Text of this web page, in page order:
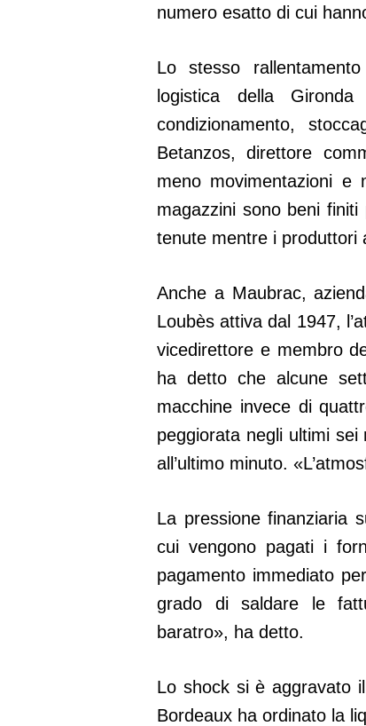
numero esatto di cui
Lo stesso
logistica della
condizionamento,
Betanzos, direttore
meno movimentazioni e
magazzini sono beni
tenute mentre i produttori
Anche a Maubrac,
Loubès attiva dal 1947,
vicedirettore e membro
ha detto che alcune
macchine invece di
peggiorata negli ultimi
all’ultimo minuto.
La pressione finanziaria
cui vengono pagati i
pagamento immediato
grado di saldare le
baratro», ha detto.
Lo shock si è aggravato
Bordeaux ha ordinato la